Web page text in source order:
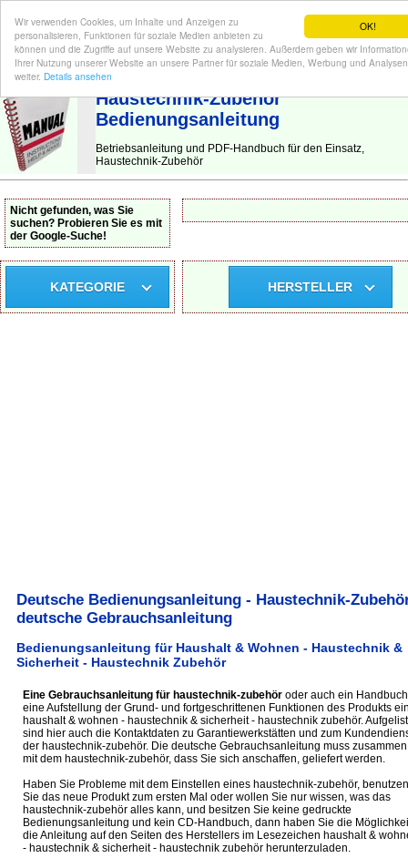
OK!
Wir verwenden Cookies, um Inhalte und Anzeigen zu
personalisieren, Funktionen für soziale Medien anbieten zu
können und die Zugriffe auf unsere Website zu analysieren. Außerdem geben wir
Ihrer Nutzung unserer Website an unsere Partner für soziale Medien, Werbung und Analysen
weiter. Details ansehen
BEDIENUNGSANLEITUNG | Hier finden Sie die deutsche Anleitung!
Haustechnik-Zubehör
Bedienungsanleitung
Betriebsanleitung und PDF-Handbuch für den Einsatz,
Haustechnik-Zubehör
Nicht gefunden, was Sie
suchen? Probieren Sie es mit
der Google-Suche!
KATEGORIE HERSTELLER
Deutsche Bedienungsanleitung - Haustechnik-
deutsche Gebrauchsanleitung
Bedienungsanleitung für Haushalt & Wohnen - Haustechnik &
Sicherheit - Haustechnik Zubehör
Eine Gebrauchsanleitung für haustechnik-zubehöroder auch ein
eine Aufstellung der Grund- und fortgeschrittenen Funktionen des Produkts
haushalt & wohnen - haustechnik & sicherheit - haustechnik zubehör.
sind hier auch die Kontaktdaten zu Garantiewerkstätten und zum
der haustechnik-zubehör. Die deutsche Gebrauchsanleitung muss zusammen
mit dem haustechnik-zubehör, dass Sie sich anschaffen, geliefert werden.
Haben Sie Probleme mit dem Einstellen eines haustechnik-zubehör, benutzen
Sie das neue Produkt zum ersten Mal oder wollen Sie nur wissen, was das
haustechnik-zubehör alles kann, und besitzen Sie keine gedruckte
Bedienungsanleitung und kein CD-Handbuch, dann haben Sie die
die Anleitung auf den Seiten des Herstellers im Lesezeichen haushalt &
- haustechnik & sicherheit - haustechnik zubehör herunterzuladen.